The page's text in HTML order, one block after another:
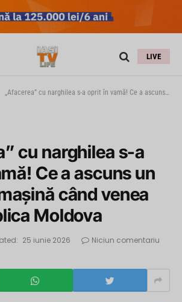
LIVE
„Afacerea” cu narghilea s-a oprit în vamă! Ce a ascuns un român în mașină când venea din Republica Moldova
cu narghilea s-a
Ce a ascuns un
când venea
Moldova
25 iunie 2026
Niciun comentariu